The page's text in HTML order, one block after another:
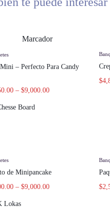
– Perfecto Para Candy
– $9,000.00
Board
$
de Minipancake
– $9,000.00
Lokas
$